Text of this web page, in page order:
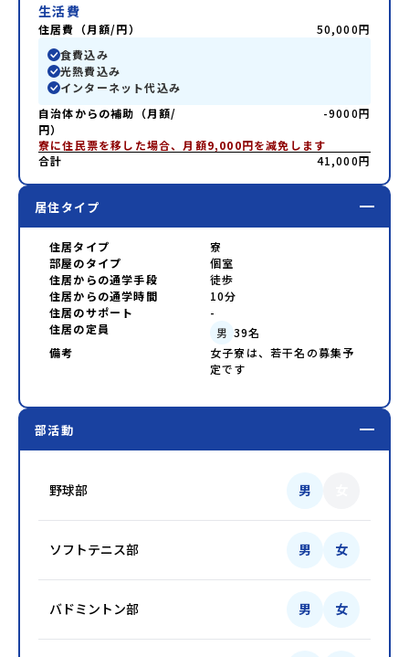
生活費
住居費（月額/円）
50,000円
食費込み
光熱費込み
インターネット代込み
自治体からの補助（月額/
円）
-9000円
寮に住民票を移した場合、月額9,000円を減免します
合計
41,000円
居住タイプ
住居タイプ
寮
部屋のタイプ
個室
住居からの通学手段
徒歩
住居からの通学時間
10分
住居のサポート
-
住居の定員
男 39名
備考
女子寮は、若干名の募集予
定です
部活動
野球部 男
ソフトテニス部 男 女
バドミントン部 男 女